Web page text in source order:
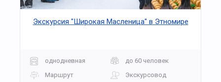
Экскурсия "Широкая Масленица" в Этномире
однодневная
до 60 человек
Маршрут
Экскурсовод